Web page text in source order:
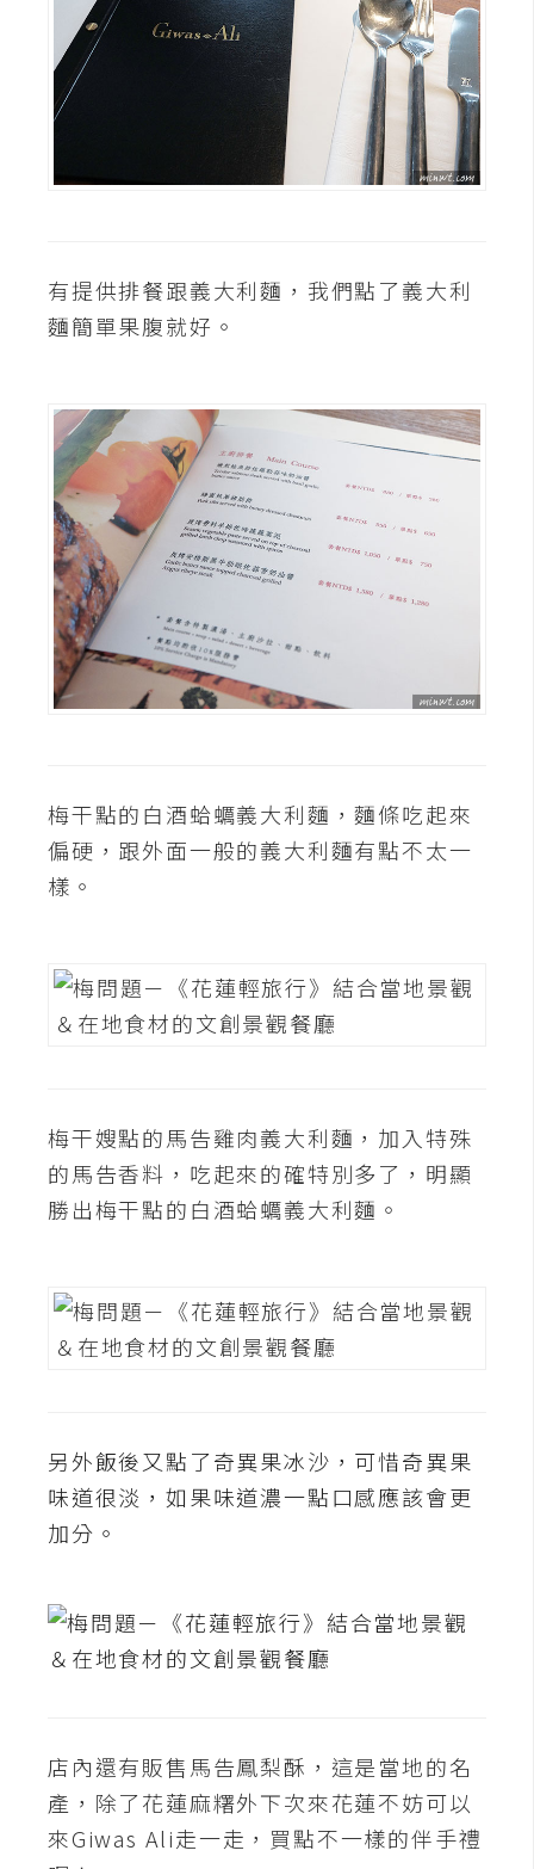
全
站
導
作
提
案
有提供排餐跟義大利麵，我們點了義大利
麵簡單果腹就好。
梅干點的白酒蛤蠣義大利麵，麵條吃起來
偏硬，跟外面一般的義大利麵有點不太一
樣。
梅干嫂點的馬告雞肉義大利麵，加入特殊
的馬告香料，吃起來的確特別多了，明顯
勝出梅干點的白酒蛤蠣義大利麵。
另外飯後又點了奇異果冰沙，可惜奇異果
味道很淡，如果味道濃一點口感應該會更
加分。
店內還有販售馬告鳳梨酥，這是當地的名
產，除了花蓮麻糬外下次來花蓮不妨可以
來Giwas Ali走一走，買點不一樣的伴手禮